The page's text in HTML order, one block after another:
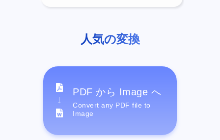
人気の変換
PDF から Image へ
Convert any PDF file to
Image